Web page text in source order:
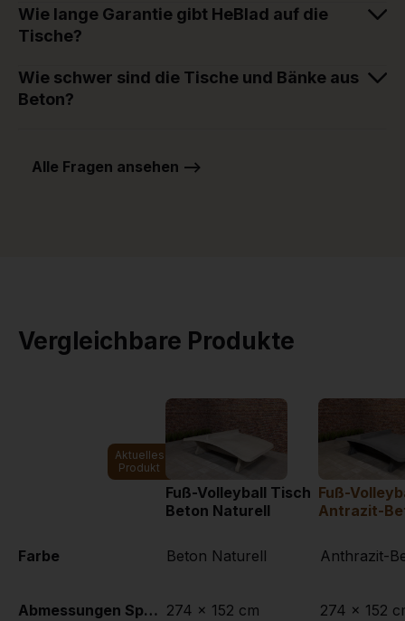
Wie lange Garantie gibt HeBlad auf die
Tische?
Wie schwer sind die Tische und Bänke aus
Beton?
Alle Fragen ansehen -->
Vergleichbare Produkte
Aktuelles
Produkt
Fuß-Volleyball Tisch
Beton Naturell
Fuß-
Antrazit-
Farbe
Abmessungen Spielplatte (L x B)
Beton Naturell
274 x 152 cm
Anthrazit-
274 x 152